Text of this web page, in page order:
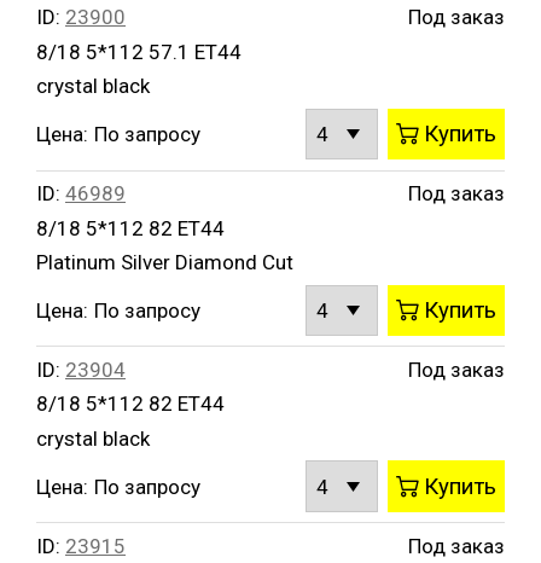
ID: 23900
8/18 5*112 57.1 ET44
crystal black
Под заказ
Цена: По запросу Купить
ID: 46989
8/18 5*112 82 ET44
Platinum Silver Diamond Cut
Под заказ
Цена: По запросу Купить
ID: 23904
8/18 5*112 82 ET44
crystal black
Под заказ
Цена: По запросу Купить
ID: 23915
Под заказ